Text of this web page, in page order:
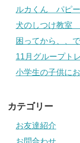
ルカくん パピー
犬のしつけ教室
困ってから、、
11月グループト
小学生の子供に
カテゴリー
お友達紹介
お問合わせ